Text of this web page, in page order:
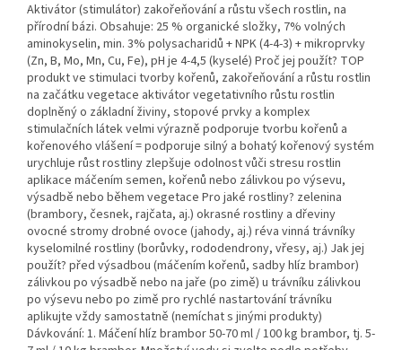
Aktivátor (stimulátor) zakořeňování a růstu všech rostlin, na
přírodní bázi. Obsahuje: 25 % organické složky, 7% volných
aminokyselin, min. 3% polysacharidů + NPK (4-4-3) + mikroprvky
(Zn, B, Mo, Mn, Cu, Fe), pH je 4-4,5 (kyselé) Proč jej použít? TOP
produkt ve stimulaci tvorby kořenů, zakořeňování a růstu rostlin
na začátku vegetace aktivátor vegetativního růstu rostlin
doplněný o základní živiny, stopové prvky a komplex
stimulačních látek velmi výrazně podporuje tvorbu kořenů a
kořenového vlášení = podporuje silný a bohatý kořenový systém
urychluje růst rostliny zlepšuje odolnost vůči stresu rostlin
aplikace máčením semen, kořenů nebo zálivkou po výsevu,
výsadbě nebo během vegetace Pro jaké rostliny? zelenina
(brambory, česnek, rajčata, aj.) okrasné rostliny a dřeviny
ovocné stromy drobné ovoce (jahody, aj.) réva vinná trávníky
kyselomilné rostliny (borůvky, rododendrony, vřesy, aj.) Jak jej
použít? před výsadbou (máčením kořenů, sadby hlíz brambor)
zálivkou po výsadbě nebo na jaře (po zimě) u trávníku zálivkou
po výsevu nebo po zimě pro rychlé nastartování trávníku
aplikujte vždy samostatně (nemíchat s jinými produkty)
Dávkování: 1. Máčení hlíz brambor 50-70 ml / 100 kg brambor, tj. 5-